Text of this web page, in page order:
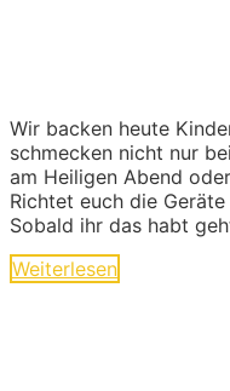
Wir backen heute
schmecken nicht nur
am Heiligen Abend
Richtet euch die
Sobald ihr das habt
Weiterlesen